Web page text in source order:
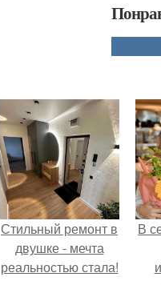
Стильный ремонт в
двушке - мечта
реальностью стала!
В